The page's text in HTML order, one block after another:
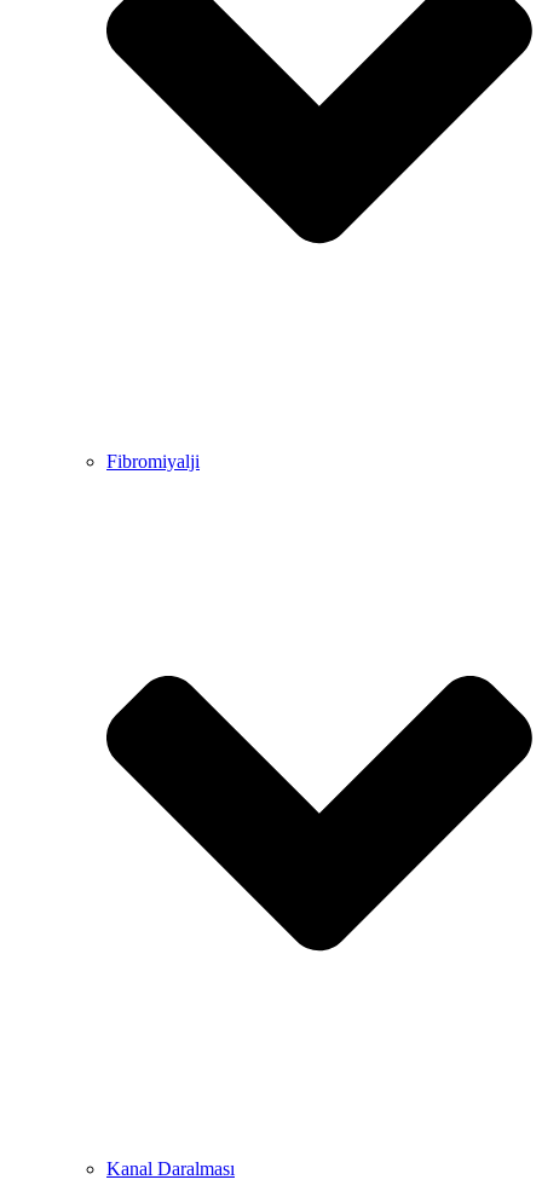
Fibromiyalji
Kanal Daralması